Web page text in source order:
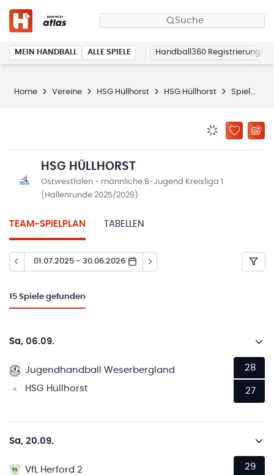
Suche
MEIN HANDBALL ALLE SPIELE Handball360 Registrierung
Home Vereine HSG Hüllhorst HSG Hüllhorst Spielplan
ZU
HSG HÜLLHORST
Ostwestfalen - männliche B-Jugend Kreisliga 1
(Hallenrunde 2025/2026)
TEAM-SPIELPLAN TABELLEN
01.07.2025 - 30.06.2026
15 Spiele gefunden
Sa, 06.09.
Jugendhandball Weserbergland
HSG Hüllhorst
28
27
Sa, 20.09.
VfL Herford 2
29